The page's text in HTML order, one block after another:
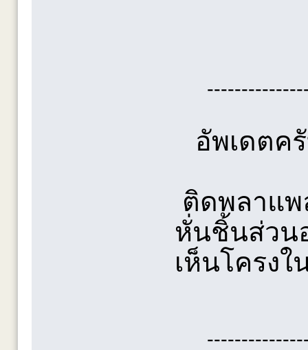
อัพเดตค
ติดพลาแ
หั่นชิ้นส่วน
เห็นโครง